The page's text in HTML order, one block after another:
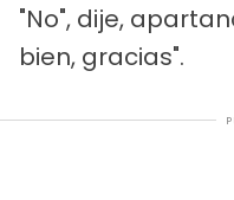
"No", dije,
bien, gracias".